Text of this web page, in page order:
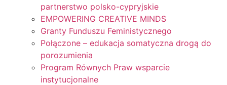
partnerstwo polsko-cypryjskie
EMPOWERING CREATIVE MINDS
Granty Funduszu Feministycznego
Połączone – edukacja somatyczna drogą do
porozumienia
Program Równych Praw wsparcie
instytucjonalne